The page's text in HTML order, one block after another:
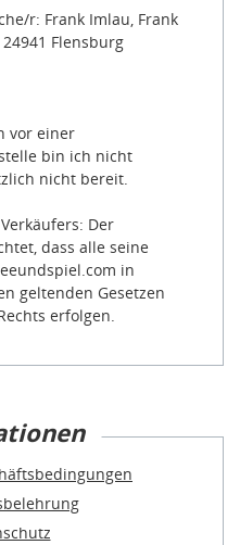
r: Frank Imlau, Frank
Flensburg
vor einer
bin ich nicht
nicht bereit.
Der
dass alle seine
in
geltenden Gesetzen
erfolgen.